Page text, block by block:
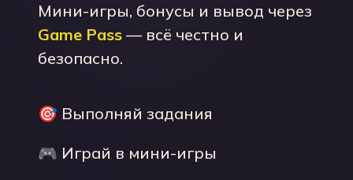
Мини-игры, бонусы и вывод через
Game Pass — всё честно и
безопасно.
🎯 Выполняй задания
🎮 Играй в мини-игры